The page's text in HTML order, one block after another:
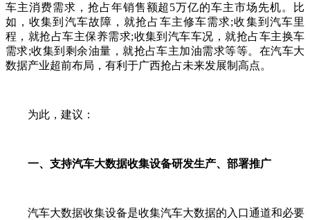
车主消费需求，抢占年销售额超5万亿的车主市场先机。比
如，收集到汽车故障，就抢占车主修车需求;收集到汽车里
程，就抢占车主保养需求;收集到汽车车况，就抢占车主换车
需求;收集到剩余油量，就抢占车主加油需求等等。在汽车大
数据产业超前布局，有利于广西抢占未来发展制高点。
为此，建议：
一、支持汽车大数据收集设备研发生产、部署推广
汽车大数据收集设备是收集汽车大数据的入口通道和必要